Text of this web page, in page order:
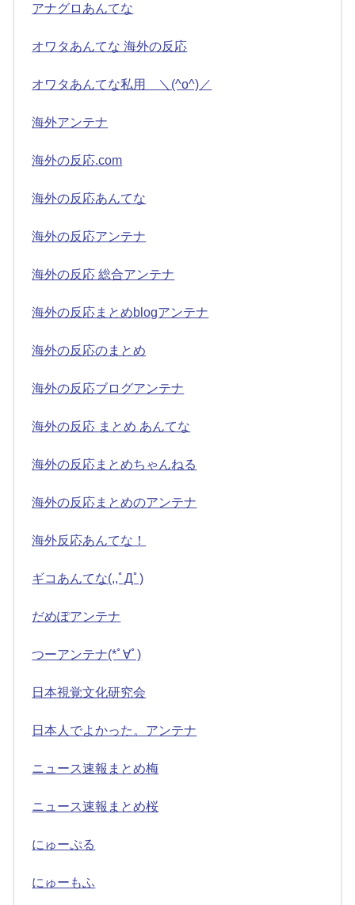
アナグロあんてな
オワタあんてな 海外の反応
オワタあんてな私用 ＼(^o^)／
海外アンテナ
海外の反応.com
海外の反応あんてな
海外の反応アンテナ
海外の反応 総合アンテナ
海外の反応まとめblogアンテナ
海外の反応のまとめ
海外の反応ブログアンテナ
海外の反応 まとめ あんてな
海外の反応まとめちゃんねる
海外の反応まとめのアンテナ
海外反応あんてな！
ギコあんてな(,,ﾟДﾟ)
だめぽアンテナ
つーアンテナ(*ﾟ∀ﾟ)
日本視覚文化研究会
日本人でよかった。アンテナ
ニュース速報まとめ梅
ニュース速報まとめ桜
にゅーぷる
にゅーもふ